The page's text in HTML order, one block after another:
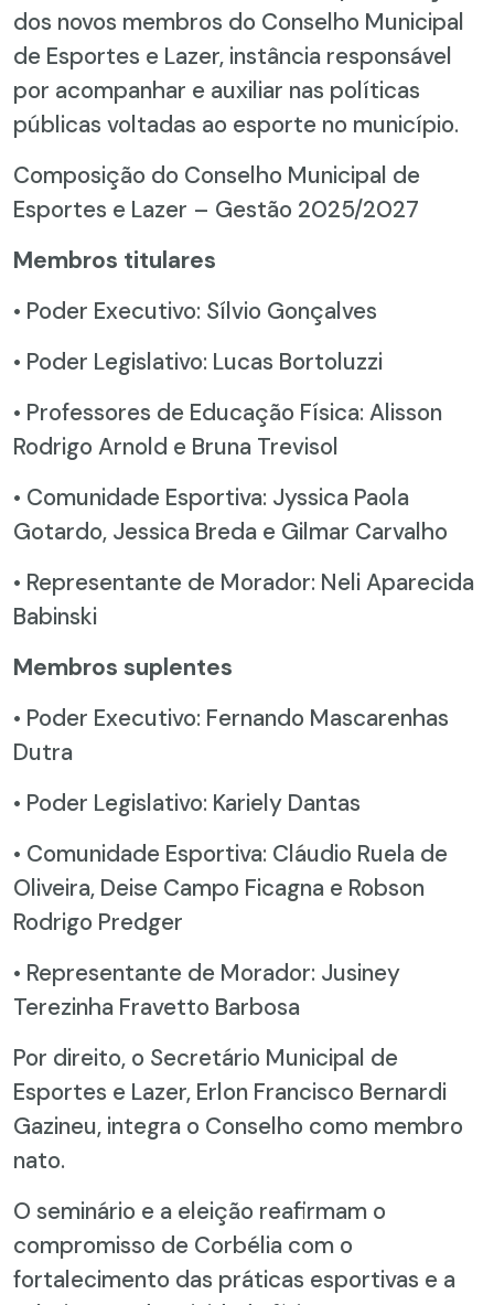
dos novos membros do Conselho Municipal
de Esportes e Lazer, instância responsável
por acompanhar e auxiliar nas políticas
públicas voltadas ao esporte no município.
Composição do Conselho Municipal de
Esportes e Lazer – Gestão 2025/2027
Membros titulares
• Poder Executivo: Sílvio Gonçalves
• Poder Legislativo: Lucas Bortoluzzi
• Professores de Educação Física: Alisson
Rodrigo Arnold e Bruna Trevisol
• Comunidade Esportiva: Jyssica Paola
Gotardo, Jessica Breda e Gilmar Carvalho
• Representante de Morador: Neli Aparecida
Babinski
Membros suplentes
• Poder Executivo: Fernando Mascarenhas
Dutra
• Poder Legislativo: Kariely Dantas
• Comunidade Esportiva: Cláudio Ruela de
Oliveira, Deise Campo Ficagna e Robson
Rodrigo Predger
• Representante de Morador: Jusiney
Terezinha Fravetto Barbosa
Por direito, o Secretário Municipal de
Esportes e Lazer, Erlon Francisco Bernardi
Gazineu, integra o Conselho como membro
nato.
O seminário e a eleição reafirmam o
compromisso de Corbélia com o
fortalecimento das práticas esportivas e a